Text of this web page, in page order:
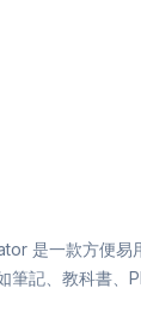
是一款方便易
筆記、教科書、
客製化的測驗。